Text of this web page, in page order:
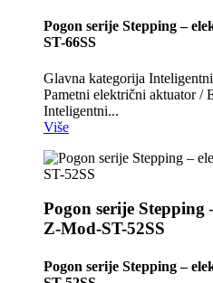
Pogon serije Stepping –
ST-66SS
Glavna kategorija
Pametni električni aktuator /
Inteligentni...
Više
Pogon serije
Z-Mod-ST-52SS
Pogon serije Stepping –